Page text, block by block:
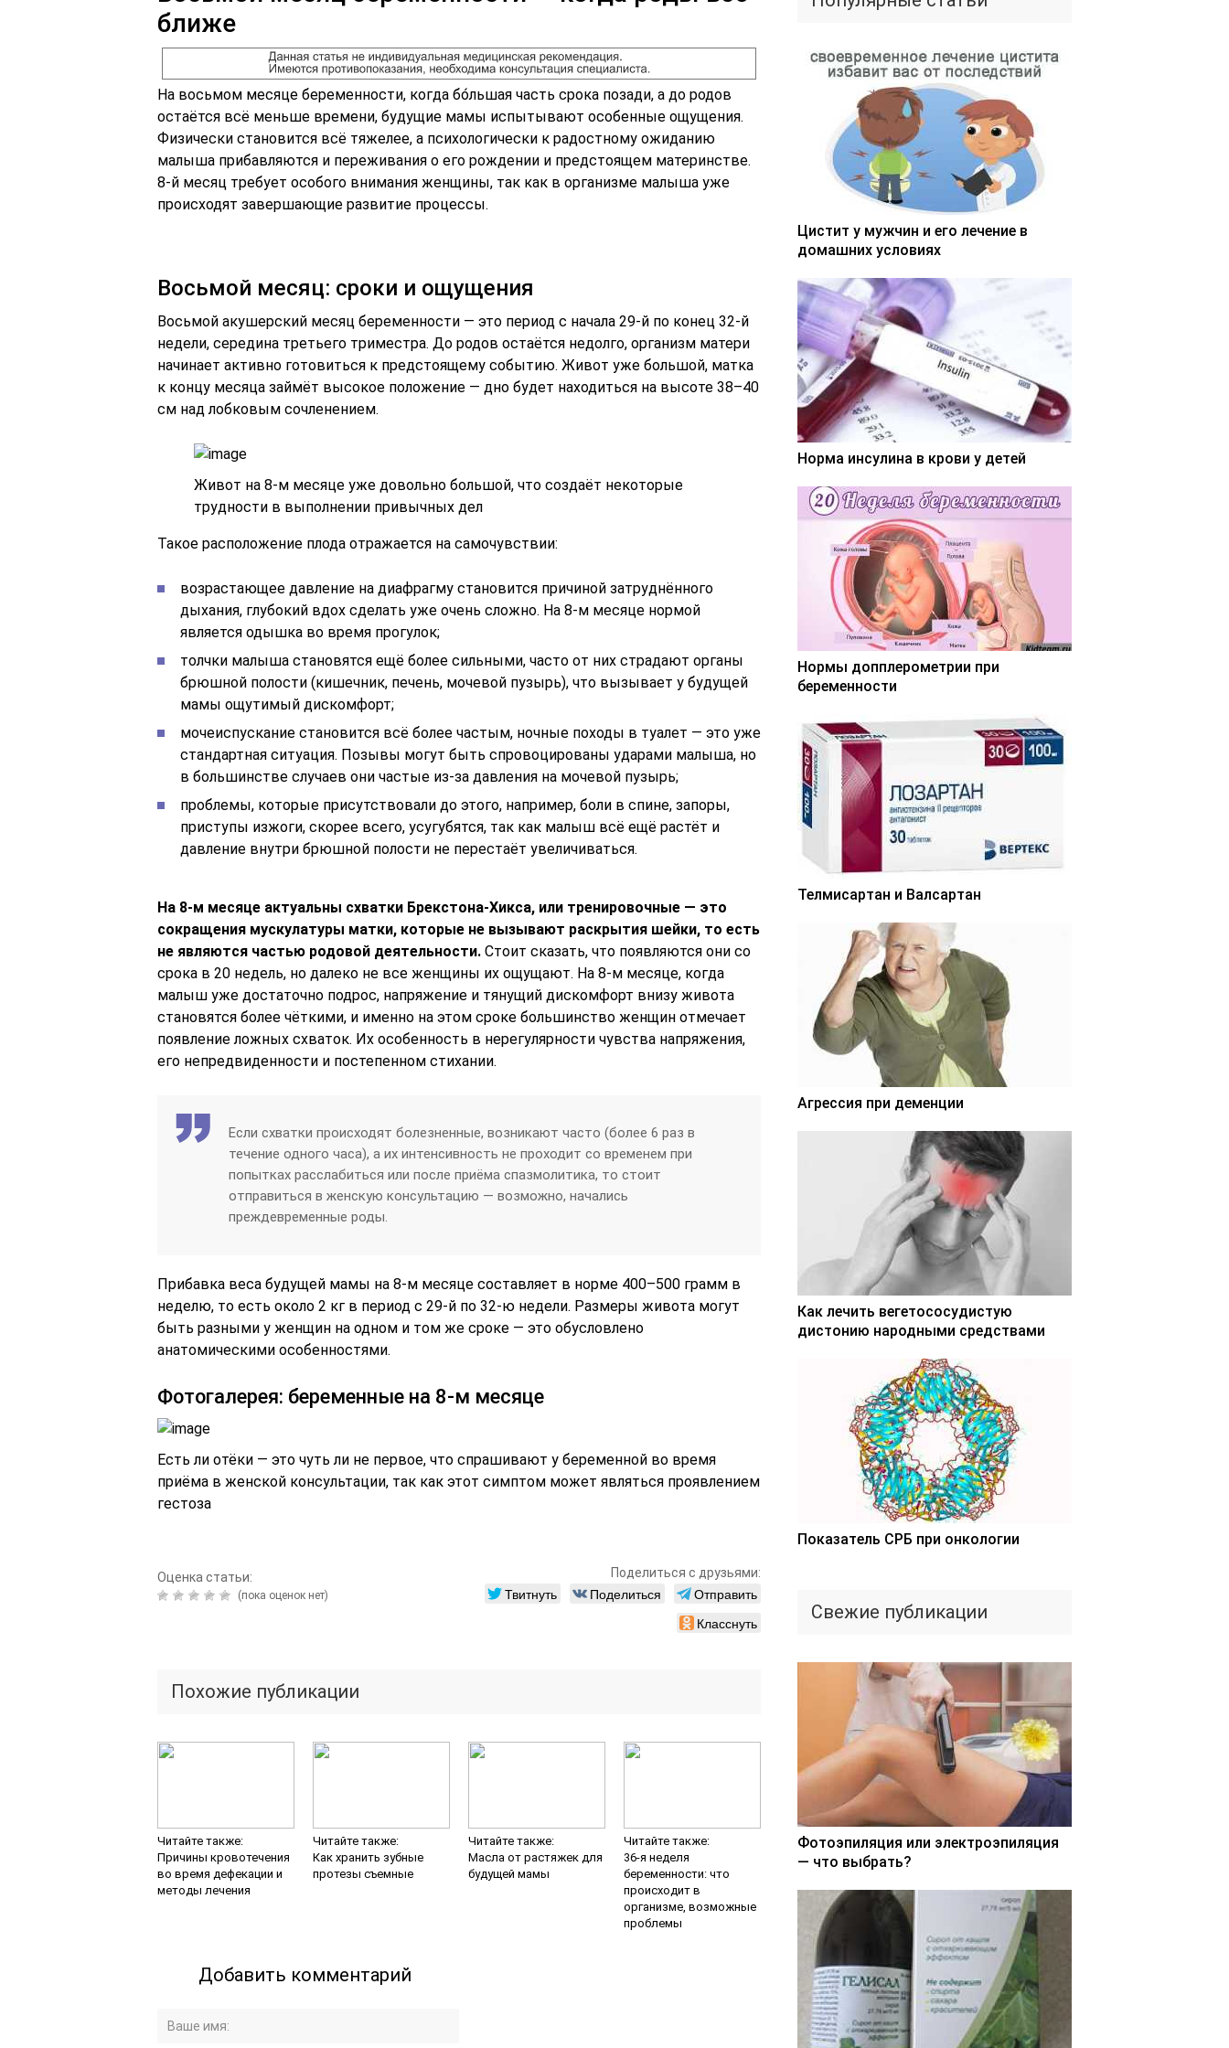
ближе
На восьмом месяце беременности, когда бо́льшая часть срока позади, а до родов
остаётся всё меньше времени, будущие мамы испытывают особенные ощущения.
Физически становится всё тяжелее, а психологически к радостному ожиданию
малыша прибавляются и переживания о его рождении и предстоящем материнстве.
8-й месяц требует особого внимания женщины, так как в организме малыша уже
происходят завершающие развитие процессы.
Восьмой месяц: сроки и ощущения
Восьмой акушерский месяц беременности — это период с начала 29-й по конец 32-й
недели, середина третьего триместра. До родов остаётся недолго, организм матери
начинает активно готовиться к предстоящему событию. Живот уже большой, матка
к концу месяца займёт высокое положение — дно будет находиться на высоте 38–40
см над лобковым сочленением.
Живот на 8-м месяце уже довольно большой, что создаёт некоторые
трудности в выполнении привычных дел
Такое расположение плода отражается на самочувствии:
возрастающее давление на диафрагму становится причиной затруднённого
дыхания, глубокий вдох сделать уже очень сложно. На 8-м месяце нормой
является одышка во время прогулок;
толчки малыша становятся ещё более сильными, часто от них страдают органы
брюшной полости (кишечник, печень, мочевой пузырь), что вызывает у будущей
мамы ощутимый дискомфорт;
мочеиспускание становится всё более частым, ночные походы в туалет — это уже
стандартная ситуация. Позывы могут быть спровоцированы ударами малыша, но
в большинстве случаев они частые из-за давления на мочевой пузырь;
проблемы, которые присутствовали до этого, например, боли в спине, запоры,
приступы изжоги, скорее всего, усугубятся, так как малыш всё ещё растёт и
давление внутри брюшной полости не перестаёт увеличиваться.
На 8-м месяце актуальны схватки Брекстона-Хикса, или тренировочные — это
сокращения мускулатуры матки, которые не вызывают раскрытия шейки, то есть
не являются частью родовой деятельности. Стоит сказать, что появляются они со
срока в 20 недель, но далеко не все женщины их ощущают. На 8-м месяце, когда
малыш уже достаточно подрос, напряжение и тянущий дискомфорт внизу живота
становятся более чёткими, и именно на этом сроке большинство женщин отмечает
появление ложных схваток. Их особенность в нерегулярности чувства напряжения,
его непредвиденности и постепенном стихании.
Если схватки происходят болезненные, возникают часто (более 6 раз в
течение одного часа), а их интенсивность не проходит со временем при
попытках расслабиться или после приёма спазмолитика, то стоит
отправиться в женскую консультацию — возможно, начались
преждевременные роды.
Прибавка веса будущей мамы на 8-м месяце составляет в норме 400–500 грамм в
неделю, то есть около 2 кг в период с 29-й по 32-ю недели. Размеры живота могут
быть разными у женщин на одном и том же сроке — это обусловлено
анатомическими особенностями.
Фотогалерея: беременные на 8-м месяце
Есть ли отёки — это чуть ли не первое, что спрашивают у беременной во время
приёма в женской консультации, так как этот симптом может являться проявлением
гестоза
Оценка статьи:
(пока оценок нет)
Поделиться с друзьями:
Твитнуть Поделиться
Отправить
Класснуть
Похожие публикации
Читайте также:
Причины кровотечения
во время дефекации и
методы лечения
Читайте также:
Как хранить зубные
протезы съемные
Читайте также:
Масла от растяжек для
будущей мамы
Читайте также:
36-я неделя
беременности: что
происходит в
организме, возможные
проблемы
Добавить комментарий
Цистит у мужчин и его лечение в
домашних условиях
Норма инсулина в крови у детей
Нормы допплерометрии при
беременности
Телмисартан и Валсартан
Агрессия при деменции
Как лечить вегетососудистую
дистонию народными средствами
Показатель СРБ при онкологии
Свежие публикации
Фотоэпиляция или электроэпиляция
— что выбрать?